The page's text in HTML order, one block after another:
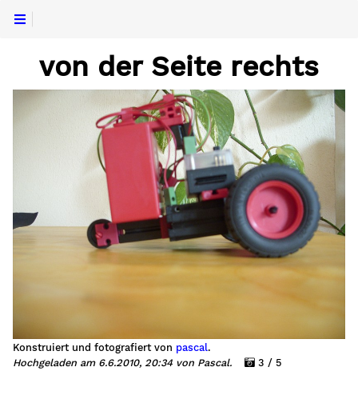
von der Seite rechts
Konstruiert und fotografiert von pascal.
Hochgeladen am 6.6.2010, 20:34 von Pascal.
3 / 5